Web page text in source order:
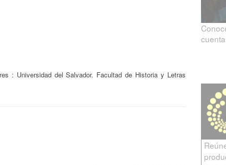
: Universidad del Salvador. Facultad de Historia y Letras